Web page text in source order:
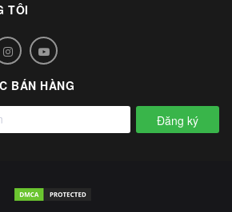
TÔI
BÁN HÀNG
Đăng ký